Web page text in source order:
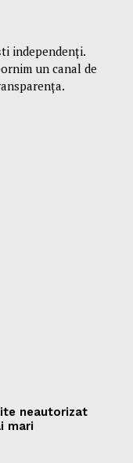
independenți.
un canal de
neautorizat
mari